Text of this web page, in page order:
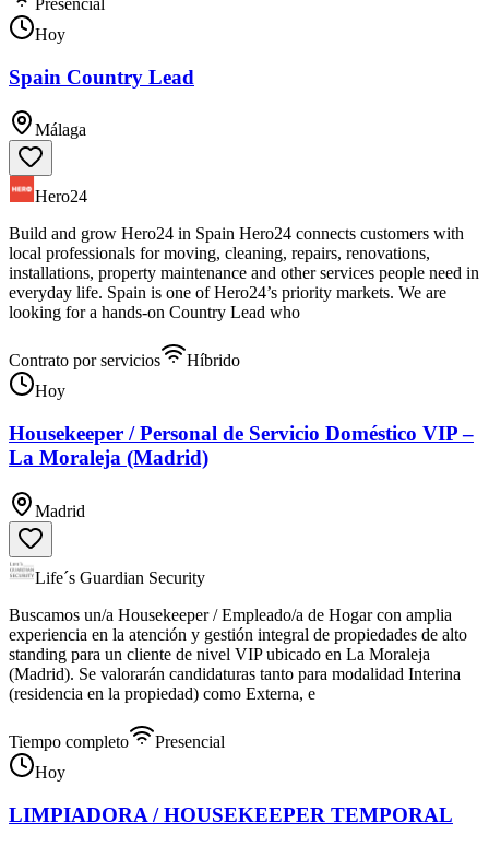
Presencial
Hoy
Spain Country Lead
Málaga
Hero24
Build and grow Hero24 in Spain Hero24 connects customers with
local professionals for moving, cleaning, repairs, renovations,
installations, property maintenance and other services people need in
everyday life. Spain is one of Hero24’s priority markets. We are
looking for a hands-on Country Lead who
Contrato por servicios
Híbrido
Hoy
Housekeeper / Personal de Servicio Doméstico VIP –
La Moraleja (Madrid)
Madrid
Life´s Guardian Security
Buscamos un/a Housekeeper / Empleado/a de Hogar con amplia
experiencia en la atención y gestión integral de propiedades de alto
standing para un cliente de nivel VIP ubicado en La Moraleja
(Madrid). ​Se valorarán candidaturas tanto para modalidad Interina
(residencia en la propiedad) como Externa, e
Tiempo completo
Presencial
Hoy
LIMPIADORA / HOUSEKEEPER TEMPORAL